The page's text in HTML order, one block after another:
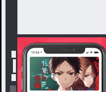
トップ 「ハル